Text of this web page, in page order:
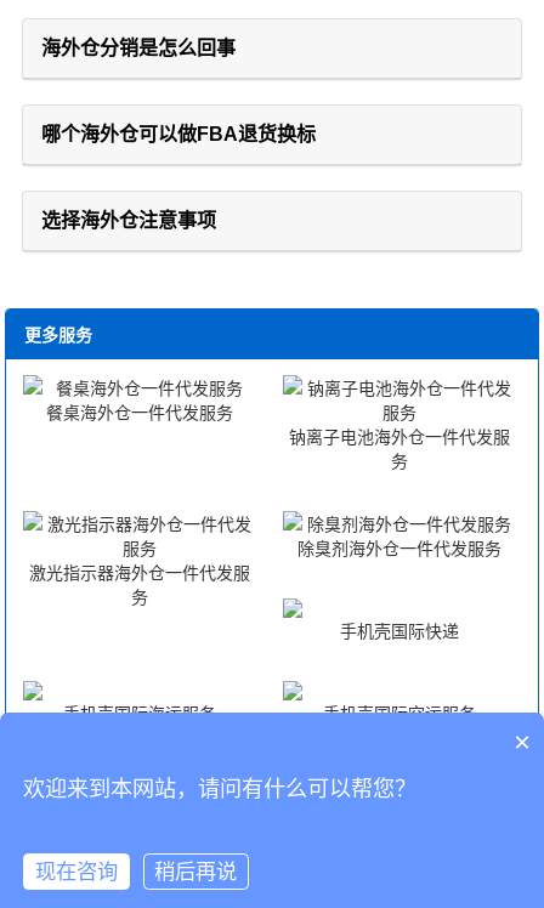
海外仓分销是怎么回事
哪个海外仓可以做FBA退货换标
选择海外仓注意事项
更多服务
餐桌海外仓一件代发服务
钠离子电池海外仓一件代发服
务
激光指示器海外仓一件代发服
务
除臭剂海外仓一件代发服务
手机壳国际快递
手机壳国际海运服务 手机壳国际空运服务
手机壳FBA头程
CopyRight © 深圳市韬博供应链有限公司
×
欢迎来到本网站，请问有什么可以帮您？
现在咨询 稍后再说